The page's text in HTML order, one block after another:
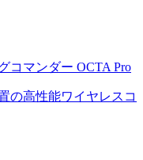
コマンダー OCTA Pro
の高性能ワイヤレスコ